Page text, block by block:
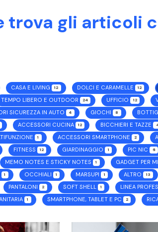
trova gli articoli
CASA E LIVING 12 DOLCI E CARAMELLE 12
TEMPO LIBERO E OUTDOOR 24 UFFICIO 12
SICUREZZA IN AUTO 4 GIOCHI 8
ACCESSORI CUCINA 12 BICCHIERI E TAZZE
1 ACCESSORI SMARTPHONE 2
FITNESS 12 GIARDINAGGIO 1 PIC NIC 6
MEMO NOTES E STICKY NOTES 1 GADGET PER
1 OCCHIALI 1 MARSUPI 1 ALTRO 13
PANTALONI 2 SOFT SHELL 1 LINEA
1 SMARTPHONE, TABLET E PC 2